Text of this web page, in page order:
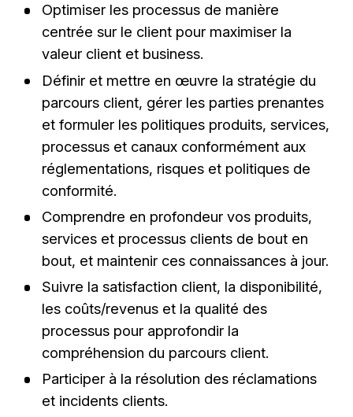
Optimiser les processus de manière
centrée sur le client pour maximiser la
valeur client et business.
Définir et mettre en œuvre la stratégie du
parcours client, gérer les parties prenantes
et formuler les politiques produits, services,
processus et canaux conformément aux
réglementations, risques et politiques de
conformité.
Comprendre en profondeur vos produits,
services et processus clients de bout en
bout, et maintenir ces connaissances à jour.
Suivre la satisfaction client, la disponibilité,
les coûts/revenus et la qualité des
processus pour approfondir la
compréhension du parcours client.
Participer à la résolution des réclamations
et incidents clients.